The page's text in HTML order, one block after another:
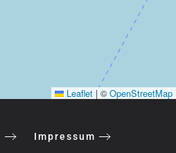
Leaflet | © OpenStreetMap
Impressum